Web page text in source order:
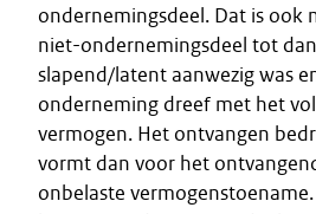
ondernemingsdeel. Dat is ook
niet-ondernemingsdeel tot
slapend/latent aanwezig was
onderneming dreef met het
vermogen. Het ontvangen
vormt dan voor het
onbelaste